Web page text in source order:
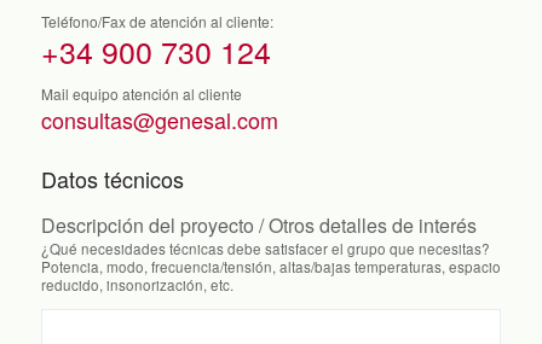
Teléfono/Fax de atención al cliente:
+34 900 730 124
Mail equipo atención al cliente
consultas@genesal.com
Datos técnicos
Descripción del proyecto / Otros detalles de interés
¿Qué necesidades técnicas debe satisfacer el grupo que necesitas?
Potencia, modo, frecuencia/tensión, altas/bajas temperaturas, espacio
reducido, insonorización, etc.